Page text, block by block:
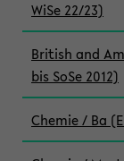
WiSe 22/23)
British and
bis SoSe 2012)
Chemie / Ba